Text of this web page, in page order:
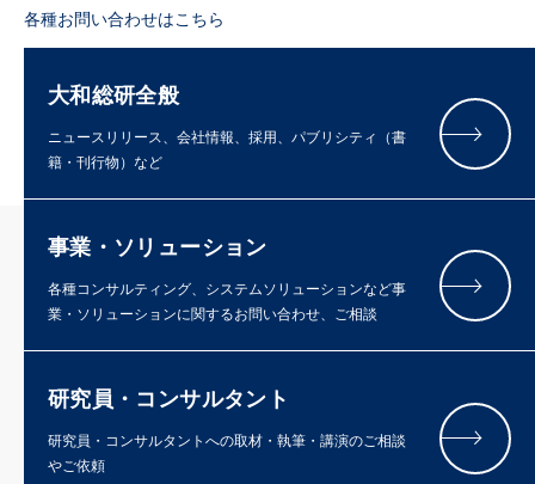
各種お問い合わせはこちら
大和総研全般
ニュースリリース、会社情報、採用、パブリシティ（書
籍・刊行物）など
事業・ソリューション
各種コンサルティング、システムソリューションなど事
業・ソリューションに関するお問い合わせ、ご相談
研究員・コンサルタント
研究員・コンサルタントへの取材・執筆・講演のご相談
やご依頼